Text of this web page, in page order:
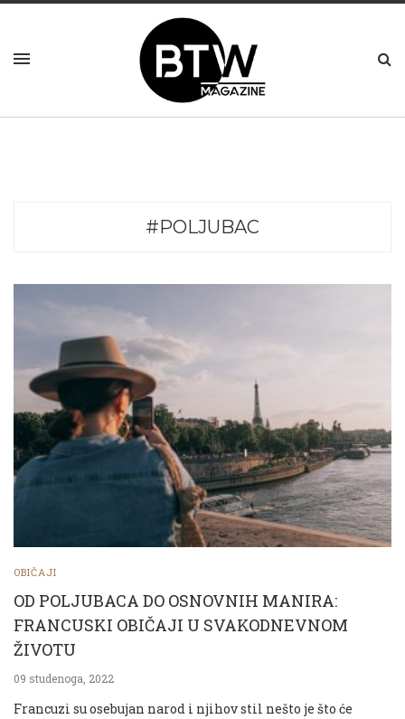
#POLJUBAC
OBIČAJI
OD POLJUBACA DO OSNOVNIH MANIRA:
FRANCUSKI OBIČAJI U SVAKODNEVNOM
ŽIVOTU
09 studenoga, 2022
Francuzi su osebujan narod i njihov stil nešto je što će